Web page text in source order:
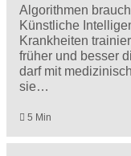
Algorithmen
Künstliche
Krankheiten
früher und besser
darf mit
sie…
5 Min